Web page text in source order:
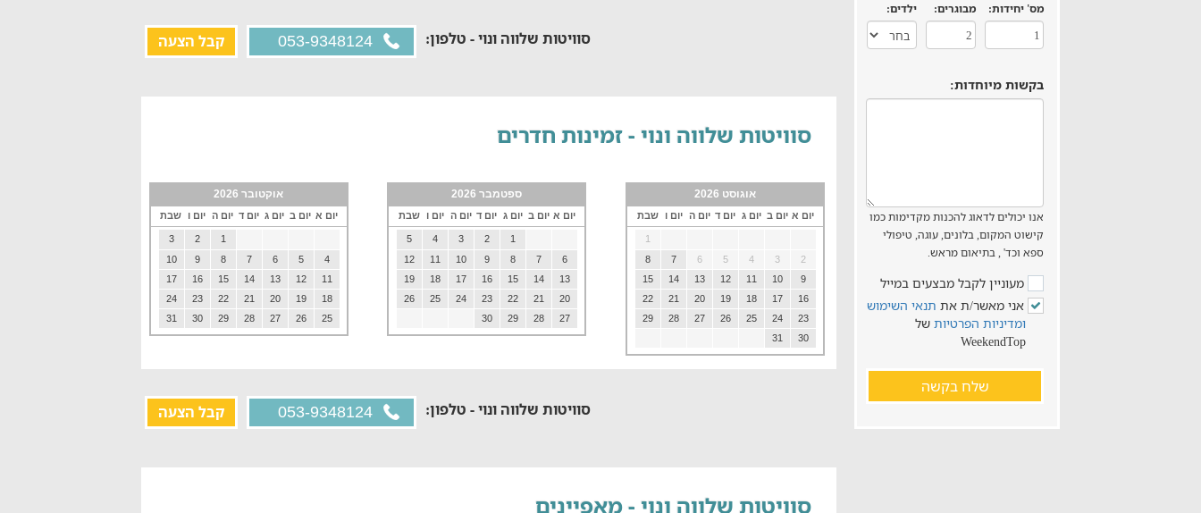
מס' יחידות: מבוגרים: ילדים:
בקשות מיוחדות:
אנו יכולים לדאוג להכנות מקדימות כמו
קישוט המקום, בלונים, עוגה, טיפולי
ספא וכד' , בתיאום מראש.
מעוניין לקבל מבצעים במייל
אני מאשר/ת את תנאי השימוש
ומדיניות הפרטיות של
WeekendTop
שלח בקשה
קבל הצעה סוויטות שלווה ונוי - טלפון:
סוויטות שלווה ונוי - זמינות חדרים
אוגוסט 2026
יום א יום ב יום ג יום ד יום ה יום ו שבת
1
2
3
4
5
6
7
8
9
10
11
12
13
14
15
16
17
18
19
20
21
22
23
24
25
26
27
28
29
30
31
ספטמבר 2026
יום א יום ב יום ג יום ד יום ה יום ו שבת
1
2
3
4
5
6
7
8
9
10
11
12
13
14
15
16
17
18
19
20
21
22
23
24
25
26
27
28
29
30
אוקטובר 2026
יום א יום ב יום ג יום ד יום ה יום ו שבת
1
2
3
4
5
6
7
8
9
10
11
12
13
14
15
16
17
18
19
20
21
22
23
24
25
26
27
28
29
30
31
קבל הצעה סוויטות שלווה ונוי - טלפון:
סוויטות שלווה ונוי - מאפיינים